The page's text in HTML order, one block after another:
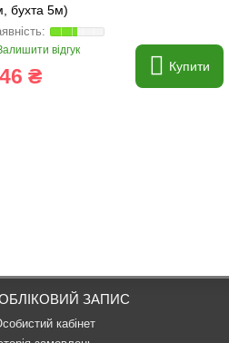
бухта 5м)
відгук
₴ Купити
ЗАПИС
кабінет